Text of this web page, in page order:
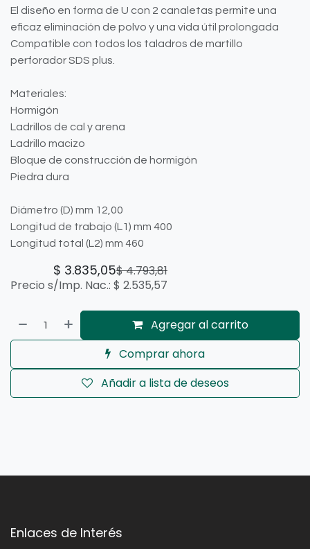
El diseño en forma de U con 2 canaletas permite una
eficaz eliminación de polvo y una vida útil prolongada
Compatible con todos los taladros de martillo
perforador SDS plus.
Materiales:
Hormigón
Ladrillos de cal y arena
Ladrillo macizo
Bloque de construcción de hormigón
Piedra dura
Diámetro (D) mm 12,00
Longitud de trabajo (L1) mm 400
Longitud total (L2) mm 460
$ 3.835,05$4.793,81
Precio s/Imp. Nac.: $ 2.535,57
Agregar al carrito
Comprar ahora
Añadir a lista de deseos
Enlaces de Interés